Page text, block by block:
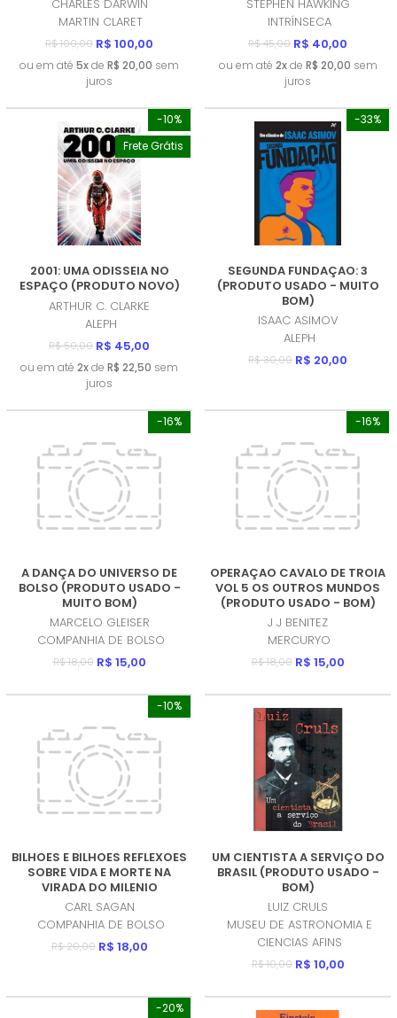
CHARLES DARWIN
MARTIN CLARET
R$ 100,00 R$ 100,00
ou em até 5xde R$ 20,00 sem
juros
STEPHEN HAWKING
INTRÍNSECA
R$ 45,00 R$ 40,00
ou em até 2xde R$ 20,00 sem
juros
-10%
Frete Grátis
2001: UMA ODISSEIA NO
ESPAÇO (PRODUTO NOVO)
ARTHUR C. CLARKE
ALEPH
R$ 50,00 R$ 45,00
ou em até 2xde R$ 22,50 sem
juros
-33%
SEGUNDA FUNDAÇAO: 3
(PRODUTO USADO - MUITO
BOM)
ISAAC ASIMOV
ALEPH
R$ 30,00 R$ 20,00
-16%
A DANÇA DO UNIVERSO DE
BOLSO (PRODUTO USADO -
MUITO BOM)
MARCELO GLEISER
COMPANHIA DE BOLSO
R$ 18,00 R$ 15,00
-16%
OPERAÇAO CAVALO DE TROIA
VOL 5 OS OUTROS MUNDOS
(PRODUTO USADO - BOM)
J J BENITEZ
MERCURYO
R$ 18,00 R$ 15,00
-10%
BILHOES E BILHOES REFLEXOES
SOBRE VIDA E MORTE NA
VIRADA DO MILENIO
(PRODUTO USADO - BOM)
CARL SAGAN
COMPANHIA DE BOLSO
R$ 20,00 R$ 18,00
UM CIENTISTA A SERVIÇO DO
BRASIL (PRODUTO USADO -
BOM)
LUIZ CRULS
MUSEU DE ASTRONOMIA E
CIENCIAS AFINS
R$ 10,00 R$ 10,00
-20%